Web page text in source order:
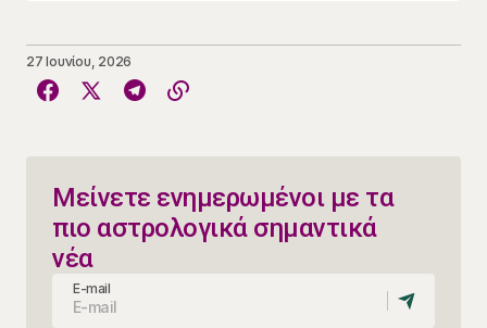
27 Ιουνίου, 2026
Μείνετε ενημερωμένοι με τα
πιο αστρολογικά σημαντικά
νέα
E-mail